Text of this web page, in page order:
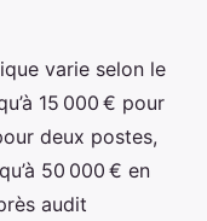
varie selon le
15 000 € pour
deux postes,
50 000 € en
audit